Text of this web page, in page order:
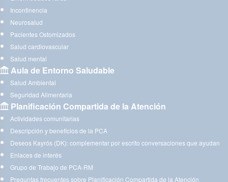
Incontinencia
Neurosalud
Pacientes Ostomizados
Salud cardiovascular
Salud mental
Aula de Entorno Saludable
Salud Ambiental
Seguridad Alimentaria
Planificación Compartida de la Atención
Actividades comunitarias
Descripción y beneficios de la PCA
Deseos Kayrós (DK): complementar por escrito conversaciones que ayudan
Enlaces de interés
Grupo de Trabajo de PCA-RM
Preguntas frecuentes sobre Planificación Compartida de la Atención